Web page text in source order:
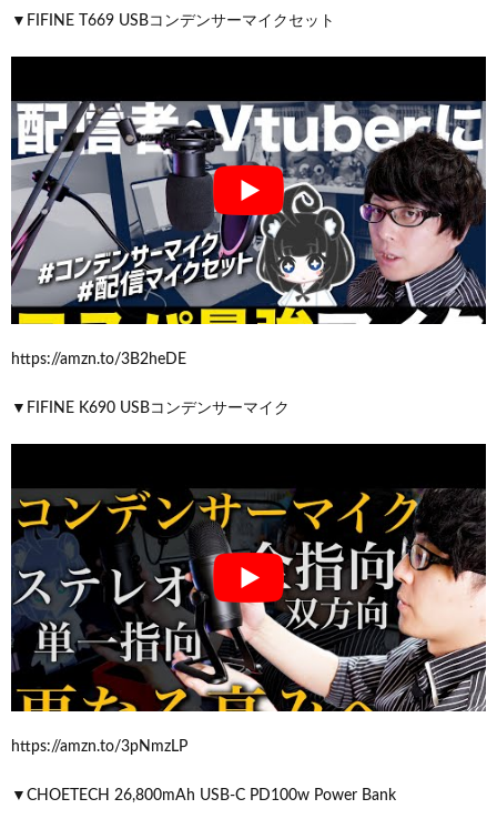
▼FIFINE T669 USBコンデンサーマイクセット
https://amzn.to/3B2heDE
▼FIFINE K690 USBコンデンサーマイク
https://amzn.to/3pNmzLP
▼CHOETECH 26,800mAh USB-C PD100w Power Bank